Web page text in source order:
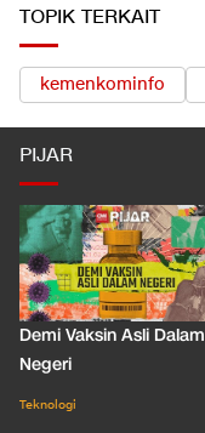
TOPIK TERKAIT
kemenkominfo
PIJAR
Demi Vaksin Asli Dalam
Negeri
Teknologi